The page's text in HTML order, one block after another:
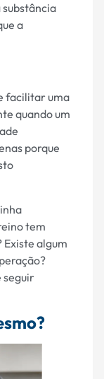
a
facilitar uma
quando um
porque
tem
Existe algum
seguir